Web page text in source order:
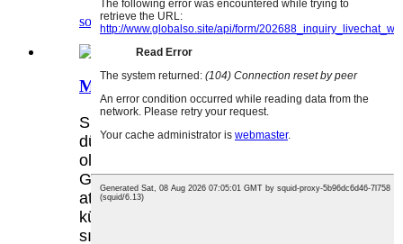
sorgudetay
Mini Termal Çanta
Sürekli hareket halinde olan bir
dünyada pratik ve verimli çözümlere
olan ihtiyaç her geçen gün artıyor.
Günlük maceralarınızda gezinirken
atıştırmalıklarınızı, içeceklerinizi ve
küçük öğünlerinizi mükemmel
sıcaklıkta tutmak için tasarlanmış